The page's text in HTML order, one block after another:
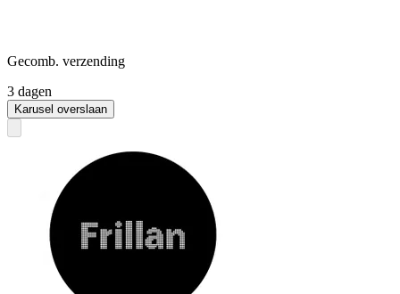
Gecomb. verzending
3 dagen
Karusel overslaan